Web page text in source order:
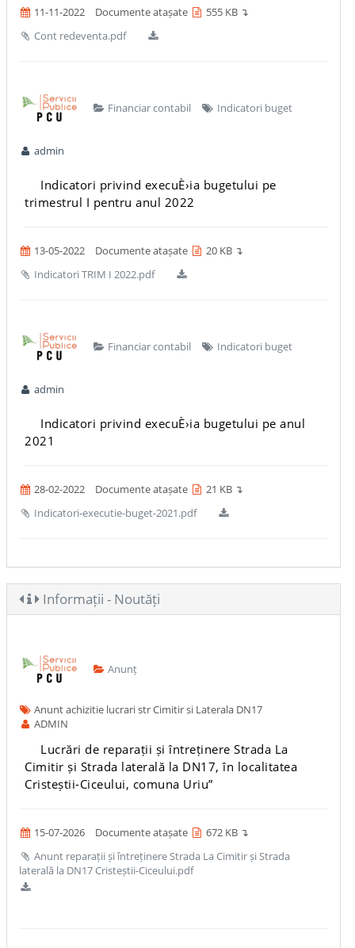
11-11-2022 Documente atașate
555 KB ↴
Cont redeventa.pdf
Financiar contabil Indicatori buget
admin
Indicatori privind execuÈ›ia bugetului pe
trimestrul I pentru anul 2022
13-05-2022 Documente atașate
20 KB ↴
Indicatori TRIM I 2022.pdf
Financiar contabil Indicatori buget
admin
Indicatori privind execuÈ›ia bugetului pe anul
2021
28-02-2022 Documente atașate
21 KB ↴
Indicatori-executie-buget-2021.pdf
Informații - Noutăți
Anunț
Anunt achizitie lucrari str Cimitir si Laterala DN17
ADMIN
Lucrări de reparații și întreținere Strada La
Cimitir și Strada laterală la DN17, în localitatea
Cristeștii-Ciceului, comuna Uriu”
15-07-2026 Documente atașate
672 KB ↴
Anunt reparații și întreținere Strada La Cimitir și Strada
laterală la DN17 Cristeștii-Ciceului.pdf